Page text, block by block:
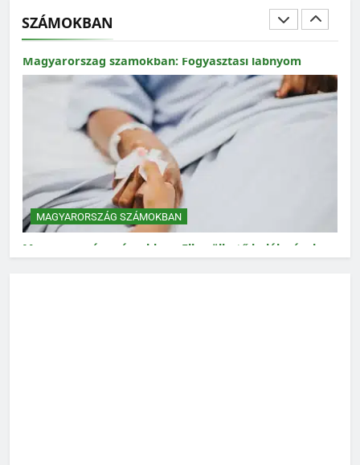
SZÁMOKBAN
MAGYARORSZÁG SZÁMOKBAN
Magyarország számokban: Fogyasztási lábnyom
MAGYARORSZÁG SZÁMOKBAN
Magyarország számokban: Elkerülhető halálozások